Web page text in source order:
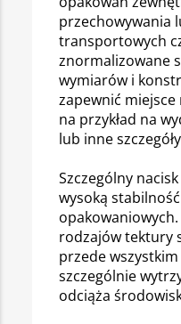
przechowywania
transportowych
znormalizowane
wymiarów i
zapewnić
na przykład na
lub inne
Szczególny
wysoką
rodzajów tektury
przede
szczególnie
odciąża